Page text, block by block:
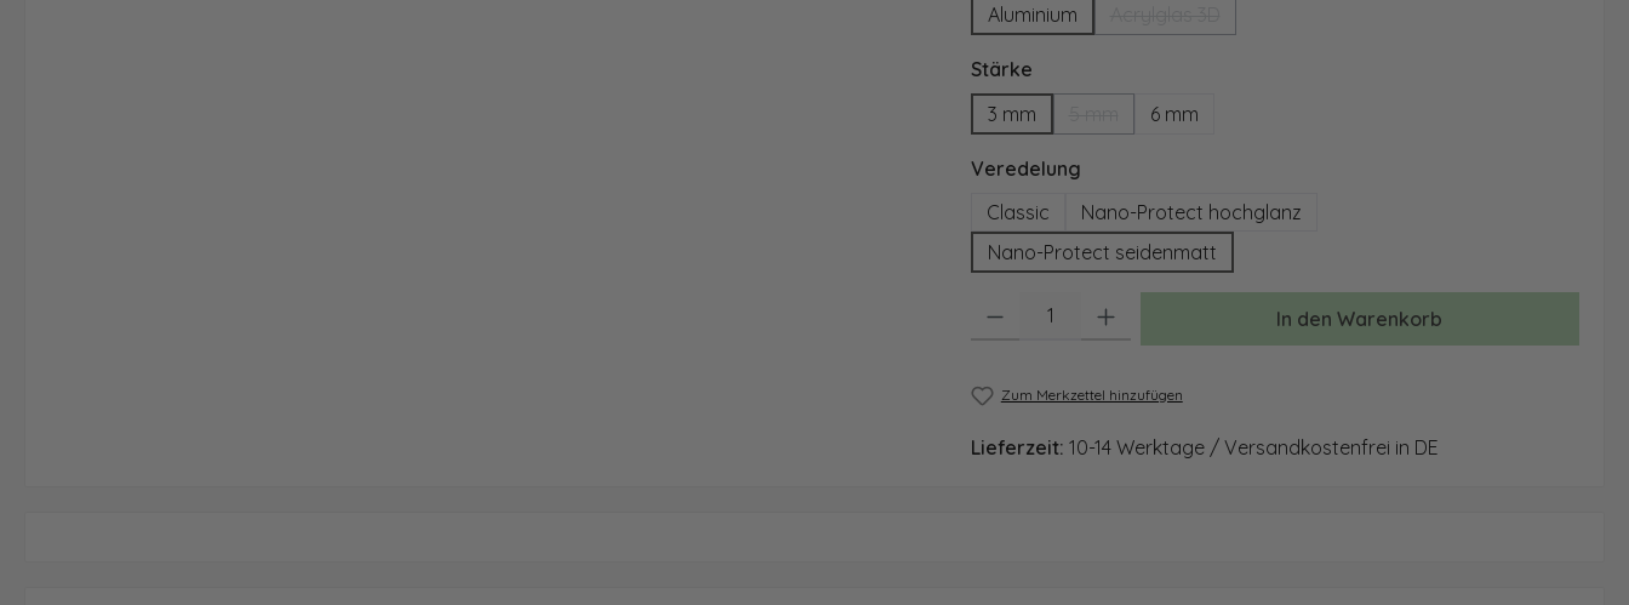
Aluminium
Stärkeauswählen
3 mm
(Diese Option ist zurzeit nicht verfügbar.)
6 mm
Veredelungauswählen
Classic
Nano-Protect hochglanz
Nano-Protect seidenmatt
Produkt Anzahl: Gib den gewünschten Wert ein oder benutze die Schaltflächen
In den Warenkorb
Zum Merkzettel hinzufügen
Lieferzeit: 10-14 Werktage / Versandkostenfrei in DE